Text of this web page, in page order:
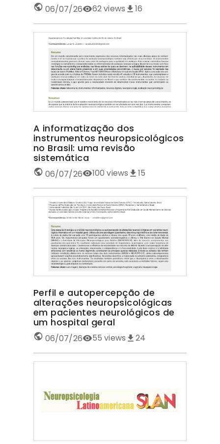
06/07/26 62views 16
A informatização dos
instrumentos neuropsicológicos
no Brasil: uma revisão
sistemática
06/07/26 100 views 15
Perfil e autopercepção de
alterações neuropsicológicas
em pacientes neurológicos de
um hospital geral
06/07/26 55 views 24